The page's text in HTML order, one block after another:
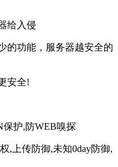
给入侵
的功能，服务器越安全的
安全!
保护,防WEB嗅探
,上传防御,未知0day防御,